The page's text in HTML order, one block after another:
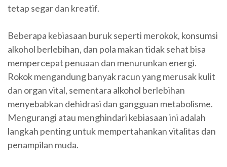
tetap segar dan kreatif.
Beberapa kebiasaan buruk seperti merokok, konsumsi
alkohol berlebihan, dan pola makan tidak sehat bisa
mempercepat penuaan dan menurunkan energi.
Rokok mengandung banyak racun yang merusak kulit
dan organ vital, sementara alkohol berlebihan
menyebabkan dehidrasi dan gangguan metabolisme.
Mengurangi atau menghindari kebiasaan ini adalah
langkah penting untuk mempertahankan vitalitas dan
penampilan muda.